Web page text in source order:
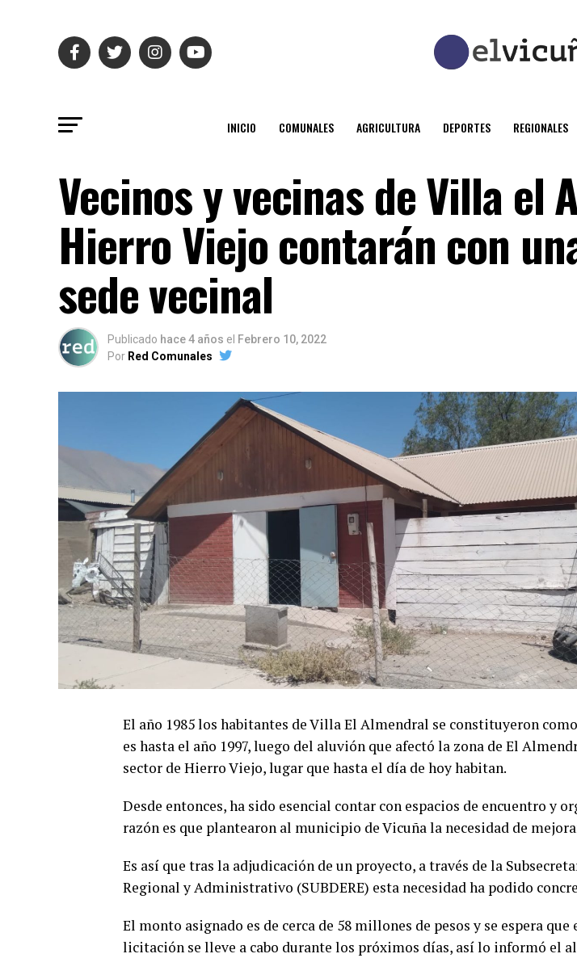
INICIO COMUNALES AGRICULTURA DEPORTES REGIONALES
Vecinos y vecinas de Villa el
Hierro Viejo contarán con
sede vecinal
Publicado hace 4 años el Febrero 10, 2022
Por Red Comunales
El año 1985 los habitantes de Villa El Almendral se constituyeron
es hasta el año 1997, luego del aluvión que afectó la zona de El
sector de Hierro Viejo, lugar que hasta el día de hoy habitan.
Desde entonces, ha sido esencial contar con espacios de encuentro y
razón es que plantearon al municipio de Vicuña la necesidad de
Es así que tras la adjudicación de un proyecto, a través de la
Regional y Administrativo (SUBDERE) esta necesidad ha podido
El monto asignado es de cerca de 58 millones de pesos y se espera que
licitación se lleve a cabo durante los próximos días, así lo informó el